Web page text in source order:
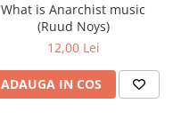
What is Anarchist music
(Ruud Noys)
12,00 Lei
ADAUGA IN COS